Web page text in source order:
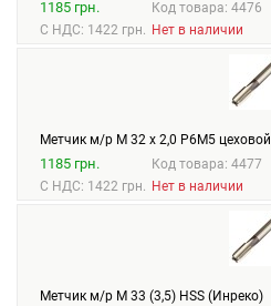
1185 грн.
С НДС: 1422 грн.
Код товара: 4476
Нет в наличии
Метчик м/р М 32 х 2,0 Р6М5 цеховой
1185 грн.
С НДС: 1422 грн.
Код товара: 4477
Нет в наличии
Метчик м/р М 33 (3,5) HSS (Инреко)